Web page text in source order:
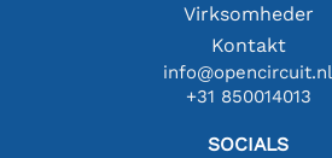
Virksomheder
Kontakt
info@opencircuit.nl
+31 850014013
SOCIALS